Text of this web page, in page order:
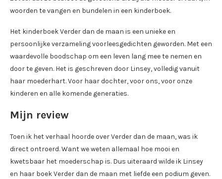
woorden te vangen en bundelen in een kinderboek.
Het kinderboek Verder dan de maan is een unieke en
persoonlijke verzameling voorleesgedichten geworden. Met een
waardevolle boodschap om een leven lang mee te nemen en
door te geven. Het is geschreven door Linsey, volledig vanuit
haar moederhart. Voor haar dochter, voor ons, voor onze
kinderen en alle komende generaties.
Mijn review
Toen ik het verhaal hoorde over Verder dan de maan, was ik
direct ontroerd. Want we weten allemaal hoe mooi en
kwetsbaar het moederschap is. Dus uiteraard wilde ik Linsey
en haar boek Verder dan de maan met liefde een podium geven.